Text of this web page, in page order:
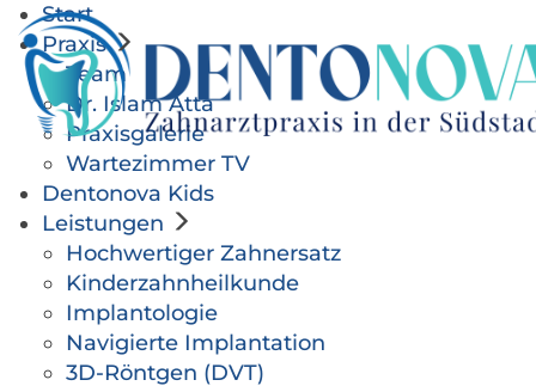
Start
Praxis
Team
Dr. Islam Atta
Praxisgalerie
Wartezimmer TV
Dentonova Kids
Leistungen
Hochwertiger Zahnersatz
Kinderzahnheilkunde
Implantologie
Navigierte Implantation
3D-Röntgen (DVT)